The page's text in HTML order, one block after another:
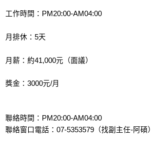
工作時間：PM20:00-AM04:00
月排休：5天
月薪：約41,000元（面議）
獎金：3000元/月
聯絡時間：PM20:00-AM04:00
聯絡窗口電話：07-5353579（找副主任-阿碩）